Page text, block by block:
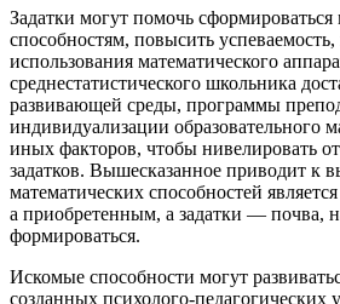
Задатки могут помочь
способностям, повысить
использования математического
среднестатистического школьника
развивающей среды, программы
индивидуализации образовательного
иных факторов, чтобы нивелировать
задатков. Вышесказанное приводит к
математических способностей
а приобретенным, а задатки — почва,
формироваться.
Искомые способности могут
созданных психолого-педагогических